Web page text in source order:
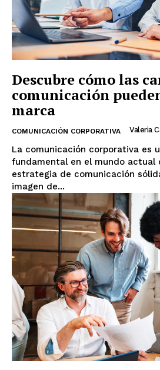
Descubre cómo las
comunicación
marca
COMUNICACIÓN CORPORATIVA Valeria
La comunicación corporativa es
fundamental en el mundo actual
estrategia de comunicación
imagen de...